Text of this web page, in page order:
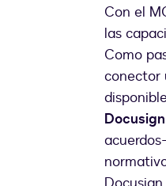
Con el
las
Como
conector